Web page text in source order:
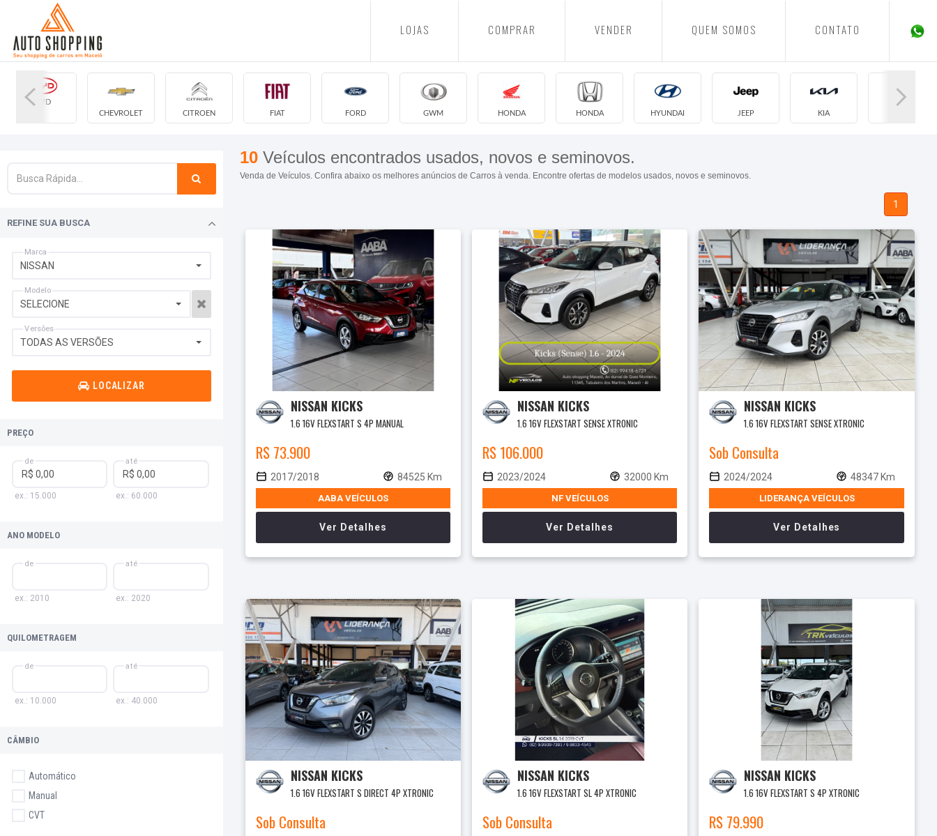
LOJAS COMPRAR VENDER QUEM SOMOS CONTATO
REFINE SUA BUSCA
NISSAN
Marca
SELECIONE
Modelo
TODAS AS VERSÕES
Versões
LOCALIZAR
PREÇO
de
ex.: 15.000
até
ex.: 60.000
ANO MODELO
de
ex.: 2010
até
ex.: 2020
QUILOMETRAGEM
de
ex.: 10.000
até
ex.: 40.000
C­ÂMBIO
Automático
Manual
CVT
BYD
CHEVROLET
CITROEN FIAT FORD GWM HONDA HONDA HYUNDAI JEEP KIA
10 Veículos encontrados usados, novos e seminovos.
Venda de Veículos. Confira abaixo os melhores anúncios de Carros à venda. Encontre ofertas de modelos usados, novos e seminovos.
1
NISSAN KICKS
1.6 16V FLEXSTART S 4P MANUAL
R$ 73.900
2017/2018 84525 Km
AABA VEÍCULOS
Ver Detalhes
NISSAN KICKS
1.6 16V FLEXSTART SENSE XTRONIC
R$ 106.000
2023/2024 32000 Km
NF VEÍCULOS
Ver Detalhes
NISSAN KICKS
1.6 16V FLEXSTART SENSE XTRONIC
Sob Consulta
2024/2024 48347 Km
LIDERANÇA VEÍCULOS
Ver Detalhes
NISSAN KICKS
1.6 16V FLEXSTART S DIRECT 4P XTRONIC
Sob Consulta
NISSAN KICKS
1.6 16V FLEXSTART SL 4P XTRONIC
Sob Consulta
NISSAN KICKS
1.6 16V FLEXSTART S 4P XTRONIC
R$ 79.990